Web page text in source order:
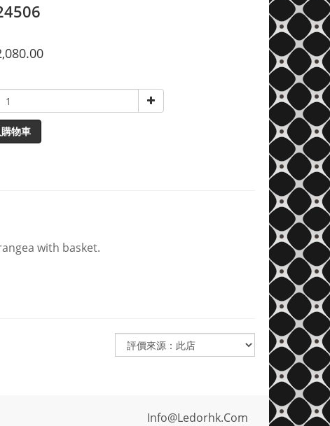
物車
with basket.
Info@ledorhk.com